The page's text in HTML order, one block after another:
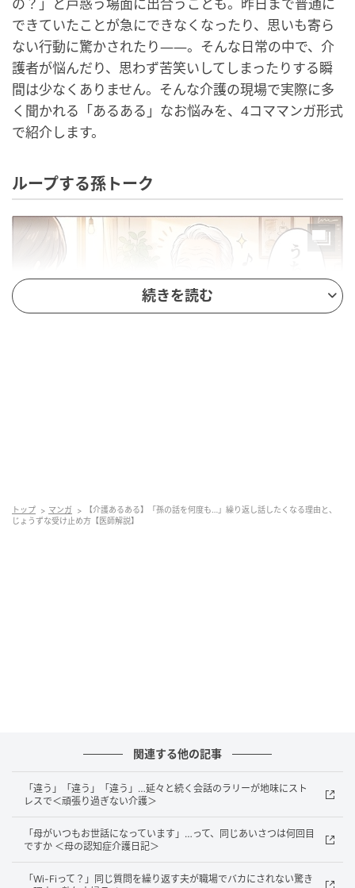
の？」と戸惑う場面に出合うことも。昨日まで普通に
できていたことが急にできなくなったり、思いも寄ら
ない行動に驚かされたり――。そんな日常の中で、介
護者が悩んだり、思わず苦笑いしてしまったりする瞬
間は少なくありません。そんな介護の現場で実際に多
く聞かれる「あるある」なお悩みを、4コママンガ形式
で紹介します。
ループする孫トーク
続きを読む
トップ マンガ
【介護あるある】「孫の話を何度も…」繰り返し話したくなる理由と、
じょうずな受け止め方【医師解説】
関連する他の記事
「違う」「違う」「違う」…延々と続く会話のラリーが地味にスト
レスで＜頑張り過ぎない介護＞
「母がいつもお世話になっています」…って、同じあいさつは何回目
ですか ＜母の認知症介護日記＞
「Wi-Fiって？」同じ質問を繰り返す夫が職場でバカにされない驚き